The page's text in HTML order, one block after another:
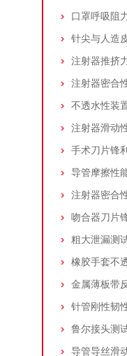
口罩呼吸阻
针尖与人造
注射器推挤
注射器密合
不透水性装
注射器滑动
手术刀片锋
导管摩擦性
注射器密合
吻合器刀片
粗大泄漏测
橡胶手套不
金属薄板带
针管刚性韧
鲁尔接头测
导管导丝滑